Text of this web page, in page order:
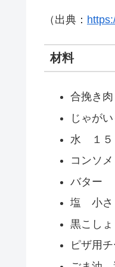
（出典：
材料
合挽き
じゃが
水 １５
コンソ
バター
塩 小さ
黒こし
ピザ用